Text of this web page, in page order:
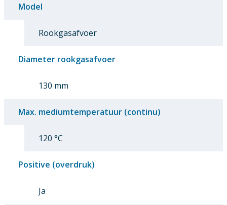
Model
Rookgasafvoer
Diameter rookgasafvoer
130 mm
Max. mediumtemperatuur (continu)
120 °C
Positive (overdruk)
Ja